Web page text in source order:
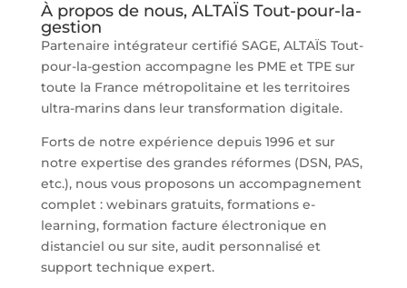
À propos de nous, ALTAÏS Tout-pour-la-
gestion
Partenaire intégrateur certifié SAGE, ALTAÏS Tout-
pour-la-gestion accompagne les PME et TPE sur
toute la France métropolitaine et les territoires
ultra-marins dans leur transformation digitale.
Forts de notre expérience depuis 1996 et sur
notre expertise des grandes réformes (DSN, PAS,
etc.), nous vous proposons un accompagnement
complet : webinars gratuits, formations e-
learning, formation facture électronique en
distanciel ou sur site, audit personnalisé et
support technique expert.